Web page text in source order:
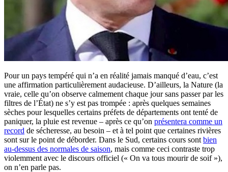
Pour un pays tempéré qui n’a en réalité jamais manqué d’eau, c’est
une affirmation particulièrement audacieuse. D’ailleurs, la Nature (la
vraie, celle qu’on observe calmement chaque jour sans passer par les
filtres de l’État) ne s’y est pas trompée : après quelques semaines
sèches pour lesquelles certains préfets de départements ont tenté de
paniquer, la pluie est revenue – après ce qu’on présentera comme un
record de sécheresse, au besoin – et à tel point que certaines rivières
sont sur le point de déborder. Dans le Sud, certains cours sont bien
au-dessus des normales de saison, mais comme ceci contraste trop
violemment avec le discours officiel (« On va tous mourir de soif »),
on n’en parle pas.